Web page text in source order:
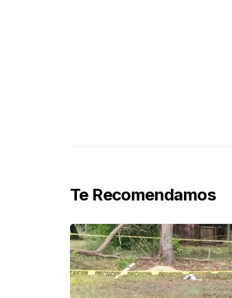
Te Recomendamos